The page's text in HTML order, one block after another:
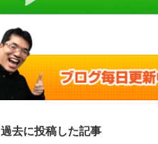
過去に投稿した記事